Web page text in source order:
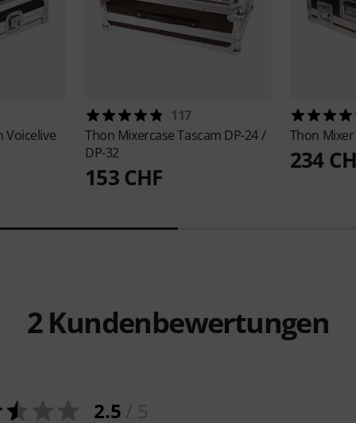
Voicelive
117
Thon Mixercase Tascam DP-24 /
DP-32
153 CHF
Thon
234
2Kundenbewertungen
2.5